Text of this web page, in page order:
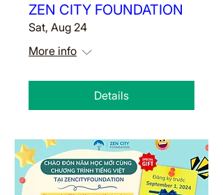
ZEN CITY FOUNDATION
Sat, Aug 24
More info
Details